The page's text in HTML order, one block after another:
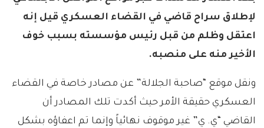
لإطلاق سراح قاضي في القضاء العسكري قيل إنه
اعتقل وظلم من قبل رئيس مؤسسته بسبب خوف
الأخير منه على منصبه.
ونقل موقع “صاحبة الجلالة” عن مصادر خاصة في القضاء
العسكري حقيقة الأمر حيث أكدت تلك المصادر أن
القاضي “ي. ي” غير موقوف نهائياً وإنما تم اعفاؤه بشكل